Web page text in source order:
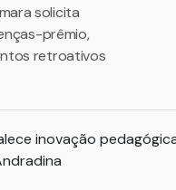
solicita
prêmio,
retroativos